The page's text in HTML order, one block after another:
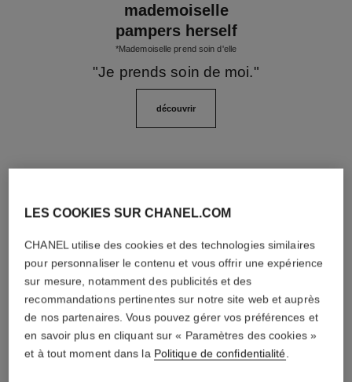
mademoiselle
pampers herself
*Mademoiselle prend soin d'elle
"Je prends soin de moi."
découvrir
LES COOKIES SUR CHANEL.COM
CHANEL utilise des cookies et des technologies similaires
pour personnaliser le contenu et vous offrir une expérience
sur mesure, notamment des publicités et des
recommandations pertinentes sur notre site web et auprès
de nos partenaires. Vous pouvez gérer vos préférences et
en savoir plus en cliquant sur « Paramètres des cookies »
et à tout moment dans la Politique de confidentialité